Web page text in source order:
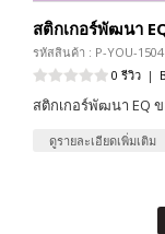
สติกเกอร์พัฒนา
รหัสสินค้า : P-YOU-1504
0 รีวิว |
สติกเกอร์พัฒนา EQ
ดูรายละเอียดเพิ่มเติม